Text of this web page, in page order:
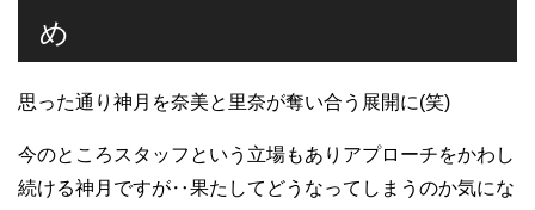
め
思った通り神月を奈美と里奈が奪い合う展開に(笑)
今のところスタッフという立場もありアプローチをかわし
続ける神月ですが‥果たしてどうなってしまうのか気にな